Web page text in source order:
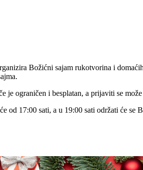
Božićni sajam rukotvorina i
je ograničen i besplatan, a prijaviti se
od 17:00 sati, a u 19:00 sati održati će